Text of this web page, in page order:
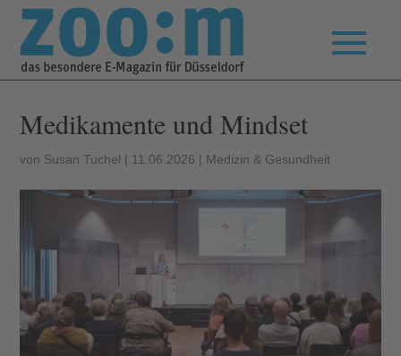
Medikamente und Mindset
von Susan Tuchel | 11.06.2026 | Medizin & Gesundheit